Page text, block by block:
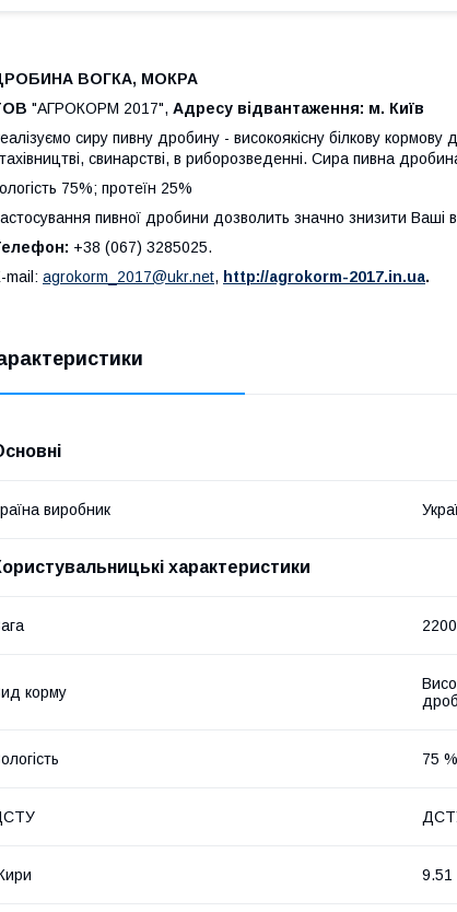
ВОГКА, МОКРА
"АГРОКОРМ 2017", Адресу відвантаження: м. Київ
сиру пивну дробину - високоякісну білкову
свинарстві, в риборозведенні. Сира пивна
75%; протеїн 25%
пивної дробини дозволить значно знизити Ваші
+38 (067) 3285025.
mail: agrokorm_2017@ukr.net, http://agrokorm-2017.in.ua.
виробник
характеристики
корму
75 %
9.51